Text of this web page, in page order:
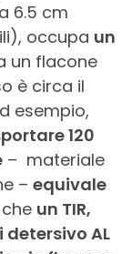
6.5 cm
occupa un
un flacone
è circa il
esempio,
120
– materiale
– equivale
un TIR,
detersivo AL